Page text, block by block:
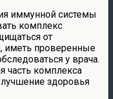
иммунной системы
комплекс
от
иметь проверенные
у врача.
часть комплекса
здоровья